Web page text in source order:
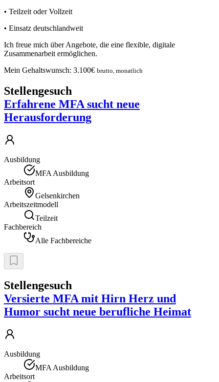
• Teilzeit oder Vollzeit
• Einsatz deutschlandweit
Ich freue mich über Angebote, die eine flexible, digitale
Zusammenarbeit ermöglichen.
Mein Gehaltswunsch: 3.100€ brutto, monatlich
Stellengesuch
Erfahrene MFA sucht neue
Herausforderung
Ausbildung
MFA Ausbildung
Arbeitsort
Gelsenkirchen
Arbeitszeitmodell
Teilzeit
Fachbereich
Alle Fachbereiche
Stellengesuch
Versierte MFA mit Hirn Herz und
Humor sucht neue berufliche Heimat
Ausbildung
MFA Ausbildung
Arbeitsort